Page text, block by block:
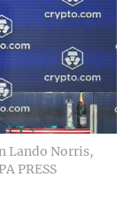
Lando Norris,
PRESS